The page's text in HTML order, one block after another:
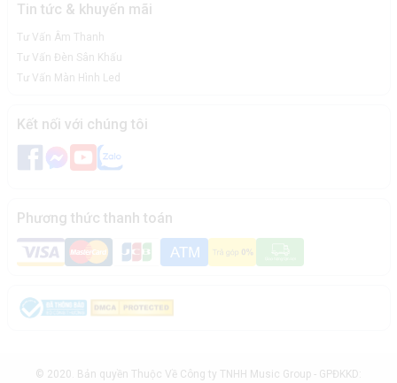
Tin tức & khuyến mãi
Tư Vấn Âm Thanh
Tư Vấn Đèn Sân Khấu
Tư Vấn Màn Hình Led
Kết nối với chúng tôi
Phương thức thanh toán
© 2020. Bản quyền Thuộc Về Công ty TNHH Music Group - GPĐKKD: